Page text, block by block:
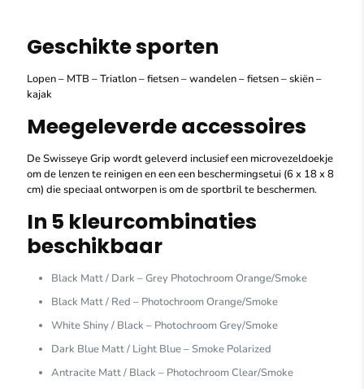
Geschikte sporten
Lopen – MTB – Triatlon – fietsen – wandelen – fietsen – skiën –
kajak
Meegeleverde accessoires
De Swisseye Grip wordt geleverd inclusief een microvezeldoekje
om de lenzen te reinigen en een een beschermingsetui (6 x 18 x 8
cm) die speciaal ontworpen is om de sportbril te beschermen.
In 5 kleurcombinaties
beschikbaar
Black Matt / Dark – Grey Photochroom Orange/Smoke
Black Matt / Red – Photochroom Orange/Smoke
White Shiny / Black – Photochroom Grey/Smoke
Dark Blue Matt / Light Blue – Smoke Polarized
Antracite Matt / Black – Photochroom Clear/Smoke